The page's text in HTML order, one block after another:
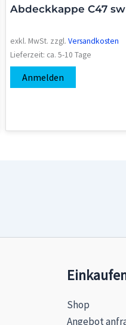
Abdeckkappe C47 sw
exkl. MwSt. zzgl. Versandkosten
Lieferzeit: ca. 5-10 Tage
Anmelden
Shop
Angebot